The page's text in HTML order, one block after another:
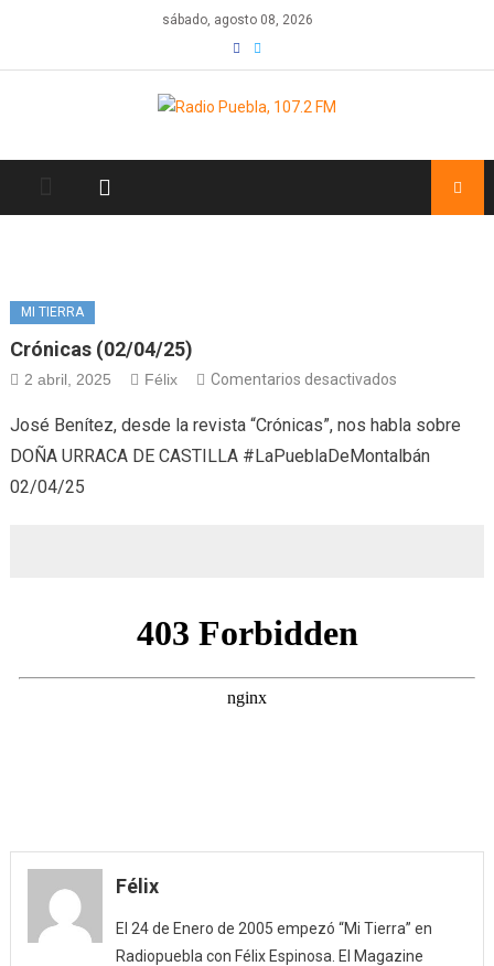
content
sábado, agosto 08, 2026
MI TIERRA
Crónicas (02/04/25)
2 abril, 2025 Félix Comentarios desactivadosen
(02/04/25)
José Benítez, desde la revista “Crónicas”, nos habla sobre
DOÑA URRACA DE CASTILLA #LaPueblaDeMontalbán
02/04/25
Félix
El 24 de Enero de 2005 empezó “Mi Tierra” en
Radiopuebla con Félix Espinosa. El Magazine